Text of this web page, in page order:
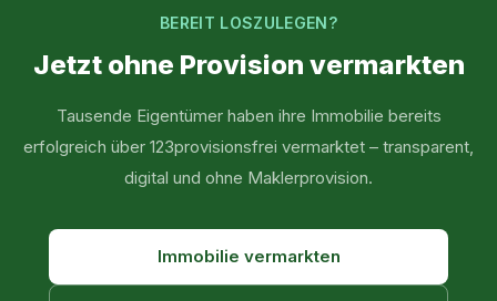
BEREIT LOSZULEGEN?
Jetzt ohne Provision vermarkten
Tausende Eigentümer haben ihre Immobilie bereits
erfolgreich über 123provisionsfrei vermarktet – transparent,
digital und ohne Maklerprovision.
Immobilie vermarkten